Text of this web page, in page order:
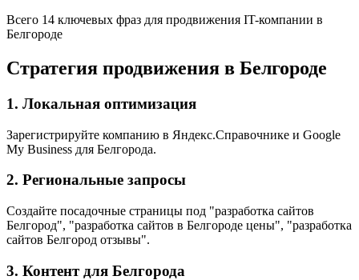
Всего 14 ключевых фраз для продвижения IT-компании в
Белгороде
Стратегия продвижения в Белгороде
1. Локальная оптимизация
Зарегистрируйте компанию в Яндекс.Справочнике и Google
My Business для Белгорода.
2. Региональные запросы
Создайте посадочные страницы под "разработка сайтов
Белгород", "разработка сайтов в Белгороде цены", "разработка
сайтов Белгород отзывы".
3. Контент для Белгорода